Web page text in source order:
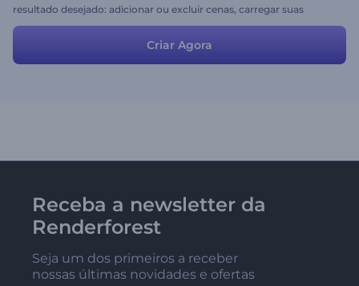
resultado desejado: adicionar ou excluir cenas, carregar suas
imagens e músicas e alterar os textos.
Criar Agora
Receba a newsletter da
Renderforest
Seja um dos primeiros a receber
nossas últimas novidades e ofertas